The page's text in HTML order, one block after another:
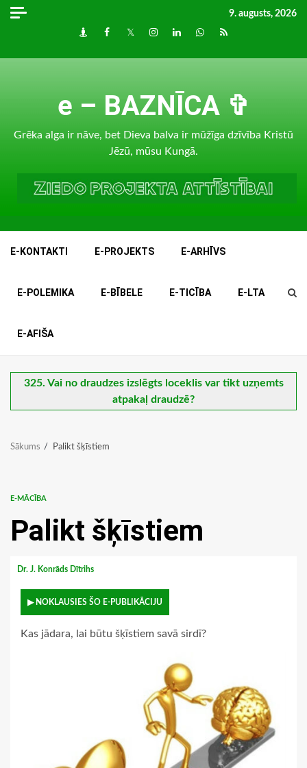
Skip
9. augusts, 2026
DraugiemFacebook
TwitterInstagram
LinkedInwhatsapp
RSS
e – BAZNĪCA ✞
Grēka alga ir nāve, bet Dieva balva ir mūžīga dzīvība Kristū
Jēzū, mūsu Kungā.
E-KONTAKTI E-PROJEKTS E-ARHĪVS
E-POLEMIKA E-BĪBELE E-TICĪBA E-LTA
E-AFIŠA
325. Vai no draudzes izslēgts loceklis var tikt uzņemts
atpakaļ draudzē?
Sākums Palikt šķīstiem
E-MĀCĪBA
Palikt šķīstiem
Dr. J. Konrāds Dītrihs
▶ NOKLAUSIES ŠO E-PUBLIKĀCIJU
Kas jādara, lai būtu šķīstiem savā sirdī?